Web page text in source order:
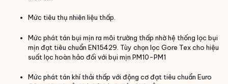
Mức tiêu thụ nhiên liệu thấp.
Mức phát tán bụi mịn ra môi trường thấp nhờ hệ thống lọc bụi
mịn đạt tiêu chuẩn EN15429. Tùy chọn lọc Gore Tex cho hiệu
suất lọc hoàn hảo đối với bụi mịn PM10-PM1
Mức phát tán khí thải thấp với động cơ đạt tiêu chuẩn Euro